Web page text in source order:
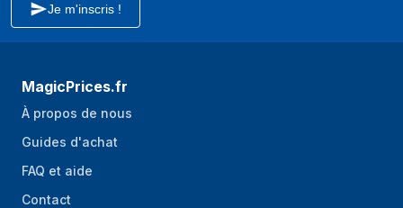
Je m'inscris !
MagicPrices.fr
À propos de nous
Guides d'achat
FAQ et aide
Contact